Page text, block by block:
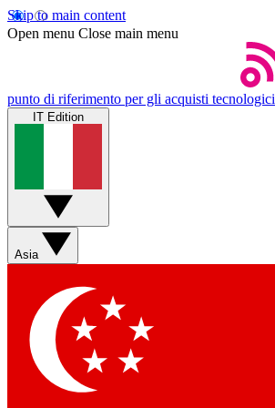
Skip to main content
Open menu Close main menu
punto di riferimento per gli acquisti tecnologici
IT Edition
Asia